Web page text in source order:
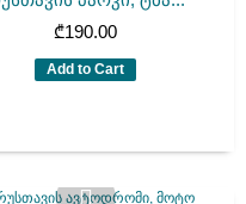
₾190.00
Add to Cart